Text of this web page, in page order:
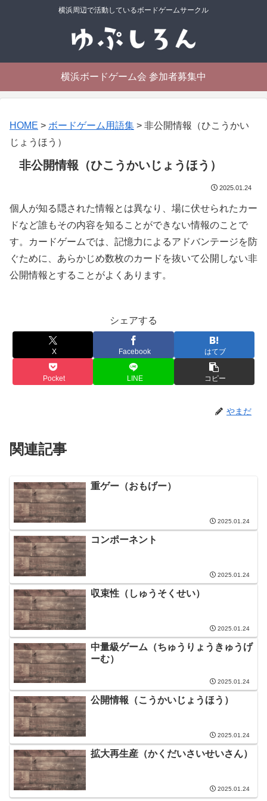
横浜周辺で活動しているボードゲームサークル
横浜ボードゲーム会 参加者募集中
HOME > ボードゲーム用語集 > 非公開情報（ひこうかい
じょうほう）
非公開情報（ひこうかいじょうほう）
2025.01.24
個人が知る隠された情報とは異なり、場に伏せられたカー
ドなど誰もその内容を知ることができない情報のことで
す。カードゲームでは、記憶力によるアドバンテージを防
ぐために、あらかじめ数枚のカードを抜いて公開しない非
公開情報とすることがよくあります。
シェアする
X Facebook はてブ
Pocket LINE コピー
やまだ
関連記事
重ゲー（おもげー）
2025.01.24
コンポーネント
2025.01.24
収束性（しゅうそくせい）
2025.01.24
中量級ゲーム（ちゅうりょうきゅうげ
ーむ）
2025.01.24
公開情報（こうかいじょうほう）
2025.01.24
拡大再生産（かくだいさいせいさん）
2025.01.24